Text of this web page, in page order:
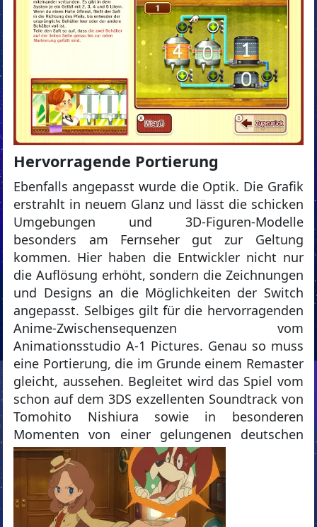
Hervorragende Portierung
Ebenfalls angepasst wurde die Optik. Die Grafik
erstrahlt in neuem Glanz und lässt die schicken
Umgebungen und 3D-Figuren-Modelle
besonders am Fernseher gut zur Geltung
kommen. Hier haben die Entwickler nicht nur
die Auflösung erhöht, sondern die Zeichnungen
und Designs an die Möglichkeiten der Switch
angepasst. Selbiges gilt für die hervorragenden
Anime-Zwischensequenzen vom
Animationsstudio A-1 Pictures. Genau so muss
eine Portierung, die im Grunde einem Remaster
gleicht, aussehen. Begleitet wird das Spiel vom
schon auf dem 3DS exzellenten Soundtrack von
Tomohito Nishiura sowie in besonderen
Momenten von einer gelungenen deutschen